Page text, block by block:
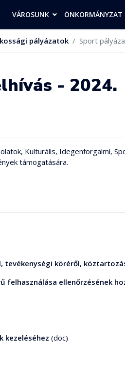
VÁROSUNK ÖNKORMÁNYZAT
pályázatok Sport
- 2024.
Kulturális, Idegenforgalmi,
támogatására.
tevékenységi köréről,
ellenőrzésének
kezeléséhez (doc)